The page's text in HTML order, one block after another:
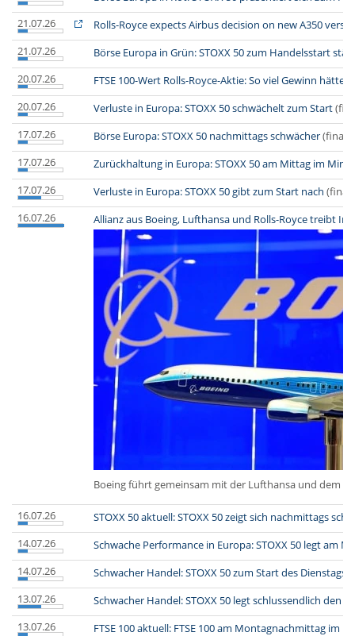
21.07.26
Rolls-Royce expects Airbus decision on new A350
21.07.26
Börse Europa in Grün: STOXX 50 zum Handelsstart
20.07.26
FTSE 100-Wert Rolls-Royce-Aktie: So viel Gewinn
20.07.26
Verluste in Europa: STOXX 50 schwächelt zum Start
17.07.26
Börse Europa: STOXX 50 nachmittags schwächer
17.07.26
Zurückhaltung in Europa: STOXX 50 am Mittag im
17.07.26
Verluste in Europa: STOXX 50 gibt zum Start nach
16.07.26
Allianz aus Boeing, Lufthansa und Rolls-Royce treibt
Boeing führt gemeinsam mit der Lufthansa und dem
16.07.26
STOXX 50 aktuell: STOXX 50 zeigt sich nachmittags
14.07.26
Schwache Performance in Europa: STOXX 50 legt am
14.07.26
Schwacher Handel: STOXX 50 zum Start des
13.07.26
Schwacher Handel: STOXX 50 legt schlussendlich den
13.07.26
FTSE 100 aktuell: FTSE 100 am Montagnachmittag im